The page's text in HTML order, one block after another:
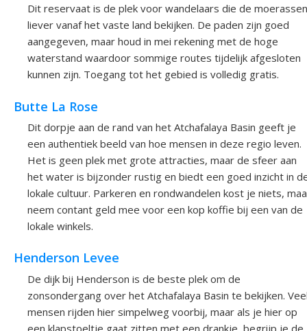
Dit reservaat is de plek voor wandelaars die de moerassen
liever vanaf het vaste land bekijken. De paden zijn goed
aangegeven, maar houd in mei rekening met de hoge
waterstand waardoor sommige routes tijdelijk afgesloten
kunnen zijn. Toegang tot het gebied is volledig gratis.
Butte La Rose
Dit dorpje aan de rand van het Atchafalaya Basin geeft je
een authentiek beeld van hoe mensen in deze regio leven.
Het is geen plek met grote attracties, maar de sfeer aan
het water is bijzonder rustig en biedt een goed inzicht in
lokale cultuur. Parkeren en rondwandelen kost je niets,
neem contant geld mee voor een kop koffie bij een van de
lokale winkels.
Henderson Levee
De dijk bij Henderson is de beste plek om de
zonsondergang over het Atchafalaya Basin te bekijken.
mensen rijden hier simpelweg voorbij, maar als je hier op
een klapstoeltje gaat zitten met een drankje, begrijp je de